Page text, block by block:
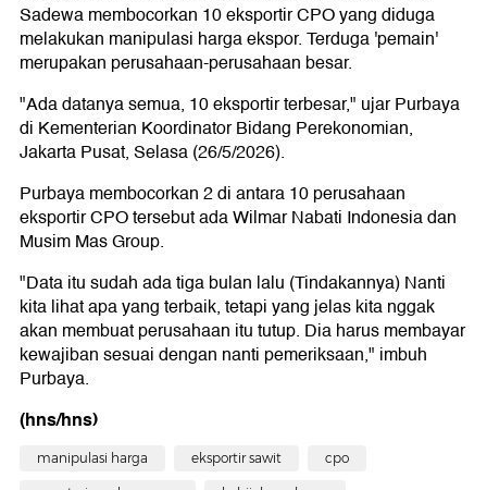
Sadewa membocorkan 10 eksportir CPO yang diduga
melakukan manipulasi harga ekspor. Terduga 'pemain'
merupakan perusahaan-perusahaan besar.
"Ada datanya semua, 10 eksportir terbesar," ujar Purbaya
di Kementerian Koordinator Bidang Perekonomian,
Jakarta Pusat, Selasa (26/5/2026).
Purbaya membocorkan 2 di antara 10 perusahaan
eksportir CPO tersebut ada Wilmar Nabati Indonesia dan
Musim Mas Group.
"Data itu sudah ada tiga bulan lalu (Tindakannya) Nanti
kita lihat apa yang terbaik, tetapi yang jelas kita nggak
akan membuat perusahaan itu tutup. Dia harus membayar
kewajiban sesuai dengan nanti pemeriksaan," imbuh
Purbaya.
(hns/hns)
manipulasi harga eksportir sawit cpo